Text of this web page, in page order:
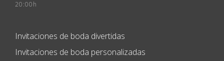
20:00h
Invitaciones de boda divertidas
Invitaciones de boda personalizadas